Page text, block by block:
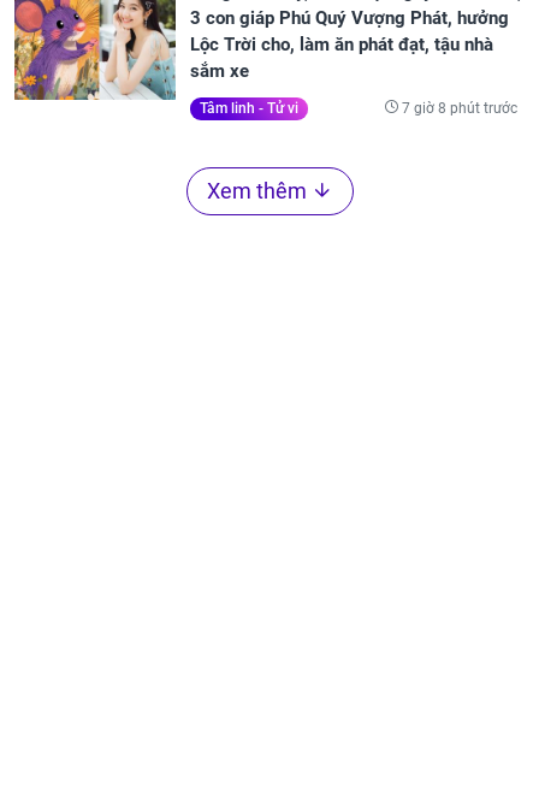
3 con giáp Phú Quý Vượng Phát, hưởng
Lộc Trời cho, làm ăn phát đạt, tậu nhà
sắm xe
Tâm linh - Tử vi 7 giờ 8 phút trước
Xem thêm